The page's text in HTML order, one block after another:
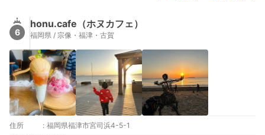
6
honu.cafe（ホヌカフェ）
福岡県 / 宗像・福津・古賀
住所 : 福岡県福津市宮司浜4-5-1